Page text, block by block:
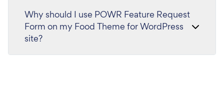
Why should I use POWR Feature Request
Form on my Food Theme for WordPress
site?